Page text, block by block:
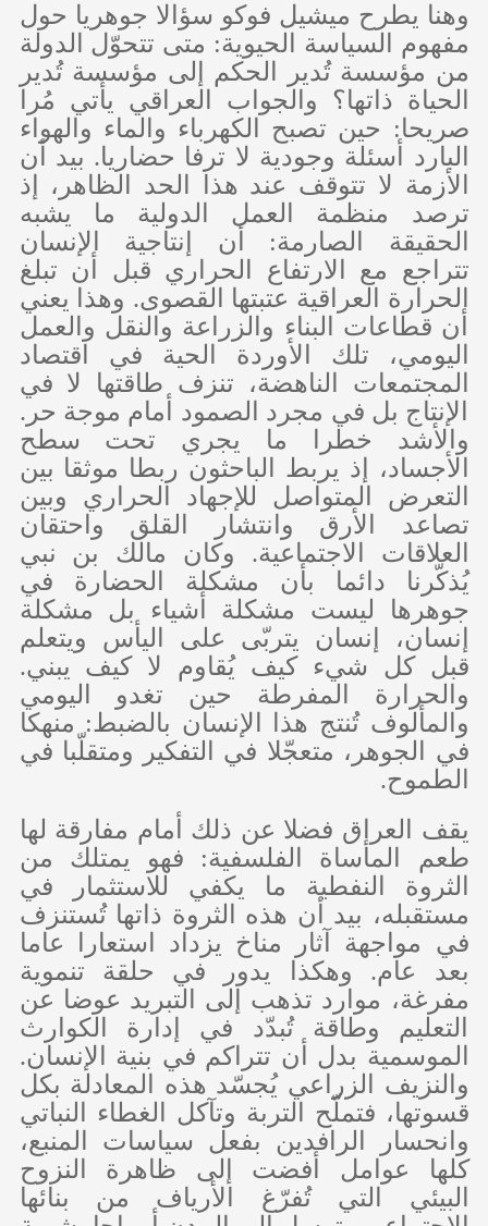
وهنا يطرح ميشيل فوكو سؤالا جوهريا حول
مفهوم السياسة الحيوية: متى تتحوّل الدولة
من مؤسسة تُدير الحكم إلى مؤسسة تُدير
الحياة ذاتها؟ والجواب العراقي يأتي مُرا
صريحا: حين تصبح الكهرباء والماء والهواء
البارد أسئلة وجودية لا ترفا حضاريا. بيد أن
الأزمة لا تتوقف عند هذا الحد الظاهر، إذ
ترصد منظمة العمل الدولية ما يشبه
الحقيقة الصارمة: أن إنتاجية الإنسان
تتراجع مع الارتفاع الحراري قبل أن تبلغ
الحرارة العراقية عتبتها القصوى. وهذا يعني
أن قطاعات البناء والزراعة والنقل والعمل
اليومي، تلك الأوردة الحية في اقتصاد
المجتمعات الناهضة، تنزف طاقتها لا في
الإنتاج بل في مجرد الصمود أمام موجة حر.
والأشد خطرا ما يجري تحت سطح
الأجساد، إذ يربط الباحثون ربطا موثقا بين
التعرض المتواصل للإجهاد الحراري وبين
تصاعد الأرق وانتشار القلق واحتقان
العلاقات الاجتماعية. وكان مالك بن نبي
يُذكّرنا دائما بأن مشكلة الحضارة في
جوهرها ليست مشكلة أشياء بل مشكلة
إنسان، إنسان يتربّى على اليأس ويتعلم
قبل كل شيء كيف يُقاوم لا كيف يبني.
والحرارة المفرطة حين تغدو اليومي
والمألوف تُنتج هذا الإنسان بالضبط: منهكا
في الجوهر، متعجّلا في التفكير ومتقلّبا في
الطموح.
يقف العراق فضلا عن ذلك أمام مفارقة لها
طعم المأساة الفلسفية: فهو يمتلك من
الثروة النفطية ما يكفي للاستثمار في
مستقبله، بيد أن هذه الثروة ذاتها تُستنزف
في مواجهة آثار مناخ يزداد استعارا عاما
بعد عام. وهكذا يدور في حلقة تنموية
مفرغة، موارد تذهب إلى التبريد عوضا عن
التعليم وطاقة تُبدّد في إدارة الكوارث
الموسمية بدل أن تتراكم في بنية الإنسان.
والنزيف الزراعي يُجسّد هذه المعادلة بكل
قسوتها، فتملّح التربة وتآكل الغطاء النباتي
وانحسار الرافدين بفعل سياسات المنبع،
كلها عوامل أفضت إلى ظاهرة النزوح
البيئي التي تُفرّغ الأرياف من بنائها